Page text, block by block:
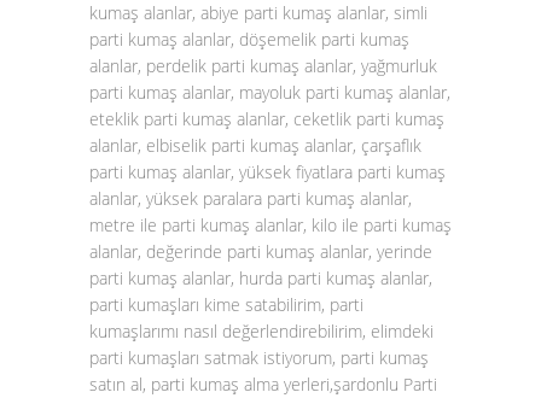
kumaş alanlar, abiye parti kumaş alanlar, simli
parti kumaş alanlar, döşemelik parti kumaş
alanlar, perdelik parti kumaş alanlar, yağmurluk
parti kumaş alanlar, mayoluk parti kumaş alanlar,
eteklik parti kumaş alanlar, ceketlik parti kumaş
alanlar, elbiselik parti kumaş alanlar, çarşaflık
parti kumaş alanlar, yüksek fiyatlara parti kumaş
alanlar, yüksek paralara parti kumaş alanlar,
metre ile parti kumaş alanlar, kilo ile parti kumaş
alanlar, değerinde parti kumaş alanlar, yerinde
parti kumaş alanlar, hurda parti kumaş alanlar,
parti kumaşları kime satabilirim, parti
kumaşlarımı nasıl değerlendirebilirim, elimdeki
parti kumaşları satmak istiyorum, parti kumaş
satın al, parti kumaş alma yerleri,şardonlu Parti